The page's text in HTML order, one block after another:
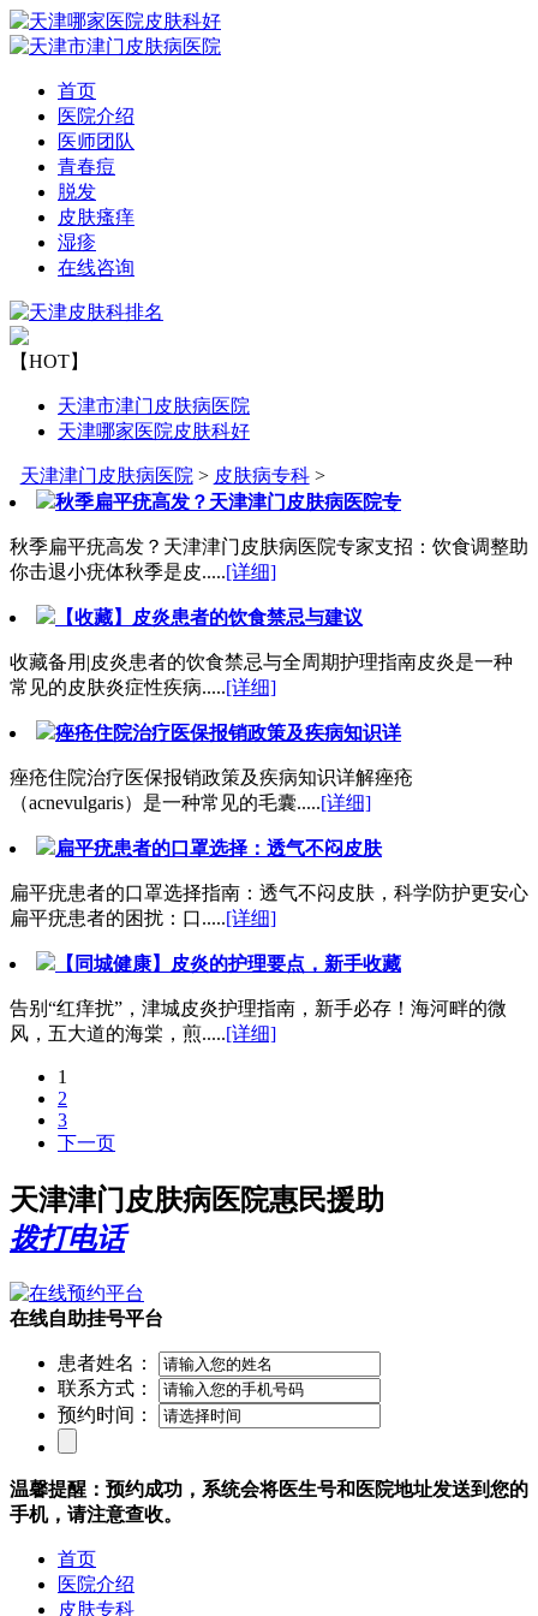
首页
医院介绍
医师团队
青春痘
脱发
皮肤瘙痒
湿疹
在线咨询
【HOT】
天津市津门皮肤病医院
天津哪家医院皮肤科好
天津津门皮肤病医院 > 皮肤病专科>
秋季扁平疣高发？天津津门皮肤病医院专
秋季扁平疣高发？天津津门皮肤病医院专家支招：饮食调整助
你击退小疣体秋季是皮.....[详细]
【收藏】皮炎患者的饮食禁忌与建议
收藏备用|皮炎患者的饮食禁忌与全周期护理指南皮炎是一种
常见的皮肤炎症性疾病.....[详细]
痤疮住院治疗医保报销政策及疾病知识详
痤疮住院治疗医保报销政策及疾病知识详解痤疮
（acnevulgaris）是一种常见的毛囊.....[详细]
扁平疣患者的口罩选择：透气不闷皮肤
扁平疣患者的口罩选择指南：透气不闷皮肤，科学防护更安心
扁平疣患者的困扰：口.....[详细]
【同城健康】皮炎的护理要点，新手收藏
告别“红痒扰”，津城皮炎护理指南，新手必存！海河畔的微
风，五大道的海棠，煎.....[详细]
1
2
3
下一页
天津津门皮肤病医院惠民援助
拨打电话
在线自助挂号平台
患者姓名：
联系方式：
预约时间：
温馨提醒：预约成功，系统会将医生号和医院地址发送到您的
手机，请注意查收。
首页
医院介绍
皮肤专科